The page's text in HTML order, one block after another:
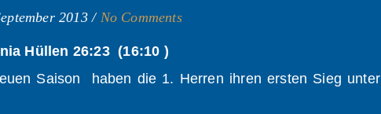
2013 / No Comments
Hüllen 26:23 (16:10 )
Saison haben die 1. Herren ihren ersten Sieg unter